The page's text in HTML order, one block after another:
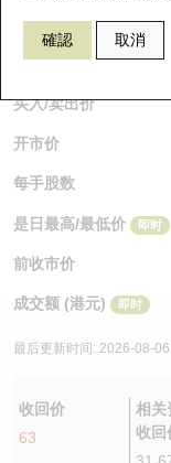
確認 取消
$0.066 0.001
买入/卖出价
开市价
每手股数
是日最高/最低价 即时
前收市价
成交额 (港元) 即时
最后更新时间: 2026-08-
收回价
63
相关
收回
认股证到期结算价查找
认股证分析仪
认股证速算机
认股证/牛熊证日志
认股证文件及公告
正股牛熊证列表
新发行瑞银牛熊证
已收回牛熊证剩余价值
牛熊证到期结算价查找
牛熊证分析仪
牛熊证文件及公告
资金流
街货统计
三十大平均引伸波幅
国指成份股
科指成份股
相关资产沽空
中资ETFs溢价比较
AH 股价对照
认股证投资者教育
牛熊证投资者教育
认股证牛熊证常问问题